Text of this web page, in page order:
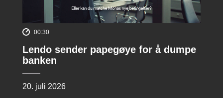
00:30
Lendo sender papegøye for å dumpe
banken
20. juli 2026